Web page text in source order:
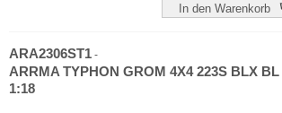
In den Warenkorb
ARA2306ST1 -
ARRMA TYPHON GROM 4X4 223S BLX
1:18